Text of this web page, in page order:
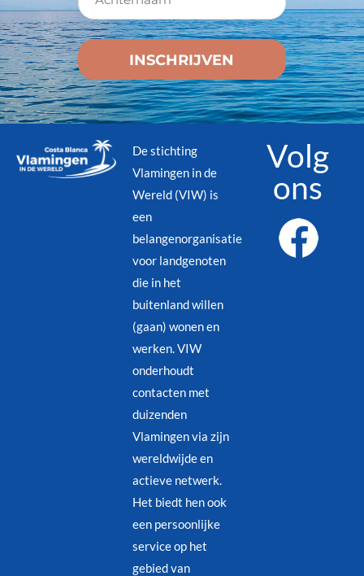
De stichting
Vlamingen in de
Wereld (VIW) is
een
belangenorganisatie
voor landgenoten
die in het
buitenland willen
(gaan) wonen en
werken. VIW
onderhoudt
contacten met
duizenden
Vlamingen via zijn
wereldwijde en
actieve netwerk.
Het biedt hen ook
een persoonlijke
service op het
gebied van
Volg
ons